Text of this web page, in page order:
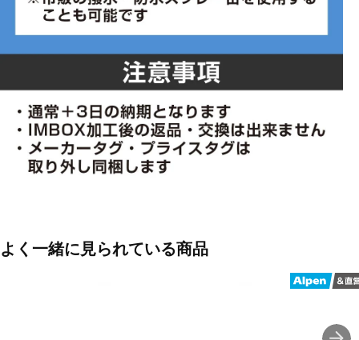
よく一緒に見られている商品